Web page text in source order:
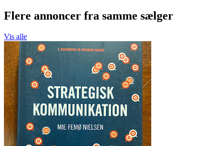
Flere annoncer fra samme sælger
Vis alle